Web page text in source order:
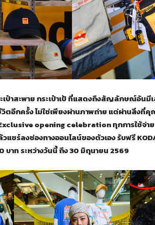
เป๋าสะพาย กระเป๋าเป้ ที่แสดงถึงสัญลักษณ์อันมี
ตอีกครั้ง ไม่ใช่เพียงผ่านภาพถ่าย แต่ผ่านสิ่งที่
opening celebration ทุกการใช้จ่า
แชร์ลงช่องทางออนไลน์ของตัวเอง รับฟรี
าท ระหว่างวันนี้ ถึง 30 มิถุนายน 2569